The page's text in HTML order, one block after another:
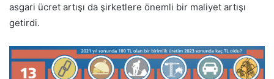
asgari ücret artışı da şirketlere önemli bir maliyet artışı
getirdi.